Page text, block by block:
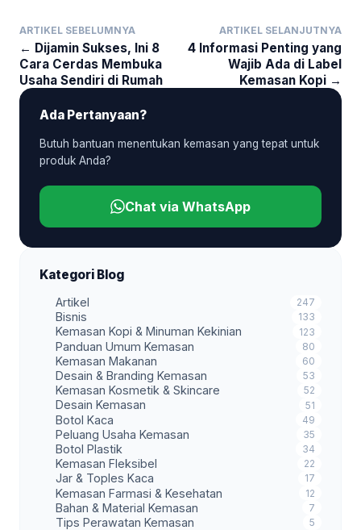
ARTIKEL SEBELUMNYA
← Dijamin Sukses, Ini 8
Cara Cerdas Membuka
Usaha Sendiri di Rumah
ARTIKEL SELANJUTNYA
4 Informasi Penting yang
Wajib Ada di Label
Kemasan Kopi →
Ada Pertanyaan?
Butuh bantuan menentukan kemasan yang tepat untuk
produk Anda?
Chat via WhatsApp
Kategori Blog
Artikel 247
Bisnis 133
Kemasan Kopi & Minuman Kekinian 123
Panduan Umum Kemasan 80
Kemasan Makanan 60
Desain & Branding Kemasan 53
Kemasan Kosmetik & Skincare 52
Desain Kemasan 51
Botol Kaca 49
Peluang Usaha Kemasan 35
Botol Plastik 34
Kemasan Fleksibel 22
Jar & Toples Kaca 17
Kemasan Farmasi & Kesehatan 12
Bahan & Material Kemasan 7
Tips Perawatan Kemasan 5